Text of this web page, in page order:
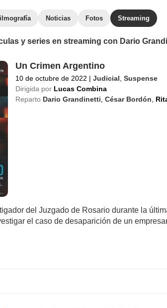
Noticias Fotos Streaming
y series en streaming con Dario
Un Crimen Argentino
10 de octubre de 2022 | Judicial Suspense
Dirigida por Lucas Combina
Reparto Dario Grandinetti César Bordón
del Juzgado de Rosario durante la
el caso de desaparición de un